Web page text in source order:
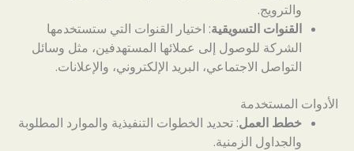
والترويج.
القنوات التسويقية: اختيار القنوات التي ستستخدمها
الشركة للوصول إلى عملائها المستهدفين، مثل وسائل
التواصل الاجتماعي، البريد الإلكتروني، والإعلانات.
الأدوات المستخدمة
خطط العمل: تحديد الخطوات التنفيذية والموارد المطلوبة
والجداول الزمنية.